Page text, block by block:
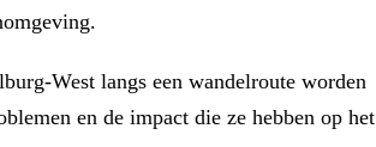
West langs een wandelroute worden
en de impact die ze hebben op het